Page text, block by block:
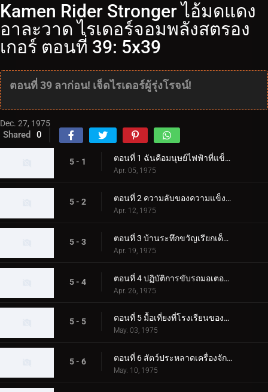
Kamen Rider Stronger ไอ้มดแดง
อาละวาด ไรเดอร์จอมพลังสตรอง
เกอร์ ตอนที่ 39: 5x39
ตอนที่ 39 ลาก่อน! เจ็ดไรเดอร์ผู้รุ่งโรจน์!
Dec. 27, 1975
Shared 0
5 - 1 ตอนที่ 1 ฉันคือมนุษย์ไฟฟ้าที่แข็งแกร่งกว่า!!
Apr. 05, 1975
5 - 2 ตอนที่ 2 ความลับของความแข็งแกร่งและการเข้าสกัด!
Apr. 12, 1975
5 - 3 ตอนที่ 3 บ้านระทึกขวัญเรียกเด็กๆ!!
Apr. 19, 1975
5 - 4 ตอนที่ 4 ปฏิบัติการขับรถมอเตอร์ไซค์ปีศาจโดยประมาท!
Apr. 26, 1975
5 - 5 ตอนที่ 5 มื้อเที่ยงที่โรงเรียนของแบล็คซาตาน!
May. 03, 1975
5 - 6 ตอนที่ 6 สัตว์ประหลาดเครื่องจักรแมงกะพรุนที่กลายร่างเป็นอาจารย์!
May. 10, 1975